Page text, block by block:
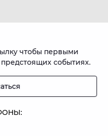
чтобы первыми
предстоящих событиях.